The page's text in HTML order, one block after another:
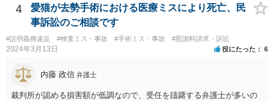
ないため、損害額の立証が主なポイントになります。 損害額に立証に
関しては、交通事故事件と同様の発想で考えればよいので、対応でき
る弁護士は多いと思います。 今後の交渉については、ご自身で対応さ
れることも可能ではありますが、相手方保険会社は容易に増額に応じ
ない（多少の増額はあり得るとしても、裁判基準での和解は難しい）
と思われます。 弁護士が介入することにより提示額が大きく変わるこ
とは多々あるため、可能であれば弁護士に依頼した上での交渉をお勧
めしたいところです。
4
愛猫が去勢手術における医療ミスにより死亡、民
事訴訟のご相談です
#説明義務違反 #検査ミス・事故 #手術ミス・事故 #慰謝料請求・訴訟
2024年3月13日 役にたった 6
内藤 政信 弁護士
裁判所が認める損害額が低調なので、受任を躊躇する弁護士が多いの